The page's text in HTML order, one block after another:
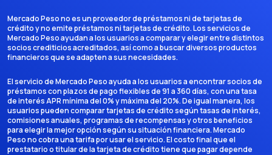
Mercado Peso no es un proveedor de préstamos ni de tarjetas de
crédito y no emite préstamos ni tarjetas de crédito. Los servicios de
Mercado Peso ayudan a los usuarios a comparar y elegir entre distintos
socios crediticios acreditados, así como a buscar diversos productos
financieros que se adapten a sus necesidades.
El servicio de Mercado Peso ayuda a los usuarios a encontrar socios de
préstamos con plazos de pago flexibles de 91 a 360 días, con una tasa
de interés APR mínima del 0% y máxima del 20%. De igual manera, los
usuarios pueden comparar tarjetas de crédito según tasas de interés,
comisiones anuales, programas de recompensas y otros beneficios
para elegir la mejor opción según su situación financiera. Mercado
Peso no cobra una tarifa por usar el servicio. El costo final que el
prestatario o titular de la tarjeta de crédito tiene que pagar depende